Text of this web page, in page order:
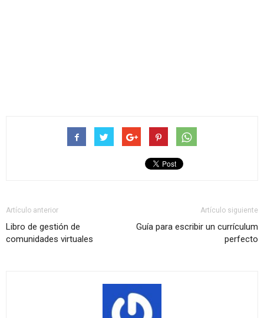
Artículo anterior
Libro de gestión de
comunidades virtuales
Artículo siguiente
Guía para escribir un currículum
perfecto